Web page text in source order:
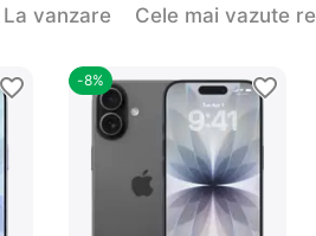
La vanzare Cele mai vazute
-8%